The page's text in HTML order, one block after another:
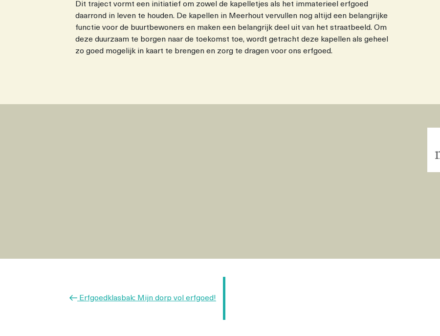
Dit traject vormt een initiatief om zowel de kapelletjes als het immaterieel erfgoed
daarrond in leven te houden. De kapellen in Meerhout vervullen nog altijd een belangrijke
functie voor de buurtbewoners en maken een belangrijk deel uit van het straatbeeld. Om
deze duurzaam te borgen naar de toekomst toe, wordt getracht deze kapellen als geheel
zo goed mogelijk in kaart te brengen en zorg te dragen voor ons erfgoed.
VorigErfgoedklasbak: Mijn dorp vol erfgoed!